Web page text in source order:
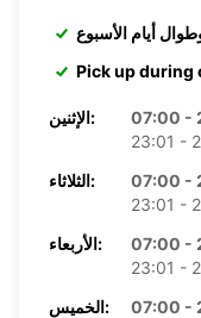
أيام الأسبوع
Pick up during
الإثنين:
07:00 -
23:01 -
الثلاثاء:
07:00 -
23:01 -
الأربعاء:
07:00 -
23:01 -
الخميس:
07:00 -